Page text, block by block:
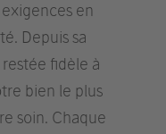
en
Depuis sa
restée fidèle à
bien le plus
soin. Chaque